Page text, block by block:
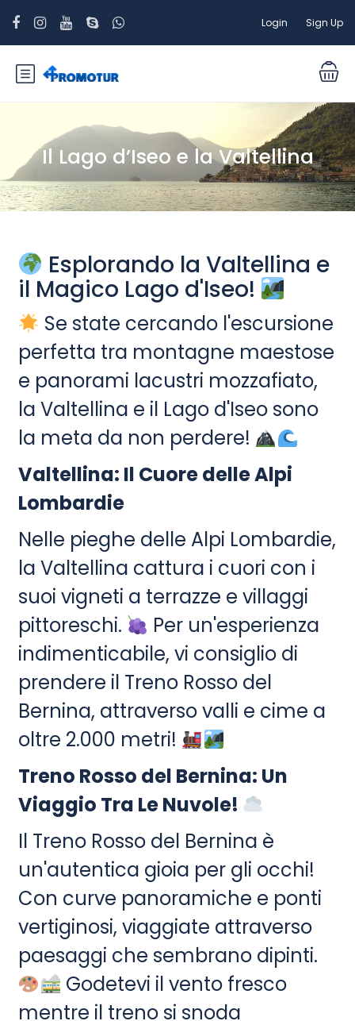
Login Sign Up
Il Lago d’Iseo e la Valtellina
Esplorando la Valtellina e
il Magico Lago d'Iseo!
Se state cercando l'escursione
perfetta tra montagne maestose
e panorami lacustri mozzafiato,
la Valtellina e il Lago d'Iseo sono
la meta da non perdere!
Valtellina: Il Cuore delle Alpi
Lombardie
Nelle pieghe delle Alpi Lombardie,
la Valtellina cattura i cuori con i
suoi vigneti a terrazze e villaggi
pittoreschi.
Per un'esperienza
indimenticabile, vi consiglio di
prendere il Treno Rosso del
Bernina, attraverso valli e cime a
oltre 2.000 metri!
Treno Rosso del Bernina: Un
Viaggio Tra Le Nuvole!
Il Treno Rosso del Bernina è
un'autentica gioia per gli occhi!
Con curve panoramiche e ponti
vertiginosi, viaggiate attraverso
paesaggi che sembrano dipinti.
Godetevi il vento fresco
mentre il treno si snoda